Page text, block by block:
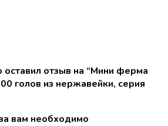
отзыв на “Мини ферма
голов из нержавейки, серия
вам необходимо